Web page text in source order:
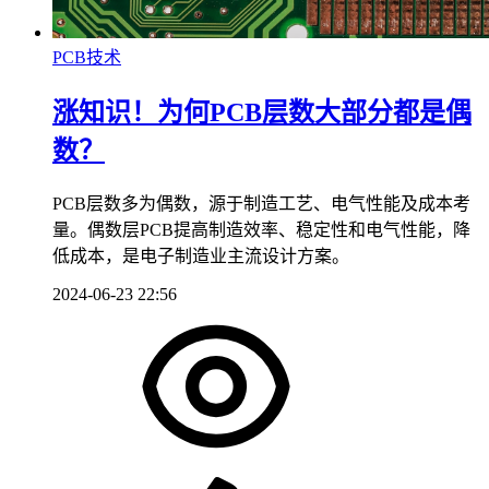
PCB技术
涨知识！为何PCB层数大部分都是偶
数？
PCB层数多为偶数，源于制造工艺、电气性能及成本考
量。偶数层PCB提高制造效率、稳定性和电气性能，降
低成本，是电子制造业主流设计方案。
2024-06-23 22:56